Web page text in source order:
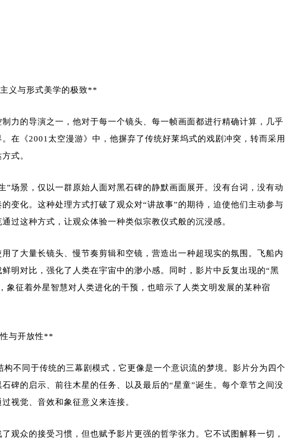
义与形式美学的极致**
力的导演之一，他对于每一个镜头、每一帧画面都进行精确计算，几乎
在《2001太空漫游》中，他摒弃了传统好莱坞式的戏剧冲突，转而采用
式。
”场景，仅以一群原始人面对黑石碑的静默画面展开。没有台词，没有动
变化。这种处理方式打破了观众对“讲故事”的期待，迫使他们主动参与
过这种方式，让观众体验一种类似宗教仪式般的沉浸感。
了大量长镜头、慢节奏剪辑和空镜，营造出一种超现实的氛围。飞船内
明对比，强化了人类在宇宙中的渺小感。同时，影片中反复出现的“黑
象征着外星智慧对人类进化的干预，也暗示了人类文明发展的某种宿
与开放性**
构不同于传统的三幕剧模式，它更像是一个意识流的梦境。影片分为四个
碑的启示、前往木星的任务、以及最后的“星童”诞生。每个章节之间没
视觉、音效和象征意义来连接。
观众的接受习惯，但也赋予影片更强的哲学张力。它不试图解释一切，